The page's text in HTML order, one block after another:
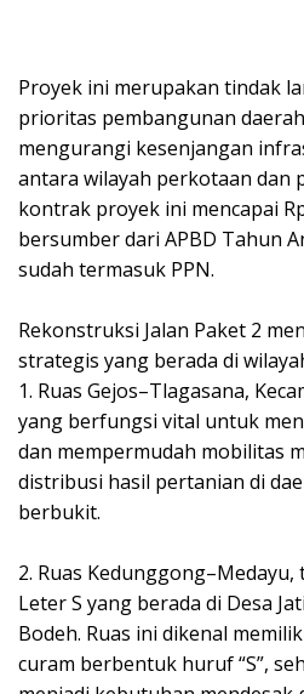
Proyek ini merupakan tindak
prioritas pembangunan
mengurangi kesenjangan
antara wilayah perkotaan dan
kontrak proyek ini mencapai
bersumber dari APBD Tahun
sudah termasuk PPN.
Rekonstruksi Jalan Paket 2
strategis yang berada di
1. Ruas Gejos–Tlagasana,
yang berfungsi vital untuk
dan mempermudah mobilitas
distribusi hasil pertanian di
berbukit.
2. Ruas
Leter S yang berada di Desa
Bodeh. Ruas ini dikenal
curam berbentuk huruf “S”,